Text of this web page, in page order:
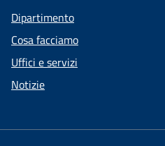
Dipartimento
Cosa facciamo
Uffici e servizi
Notizie